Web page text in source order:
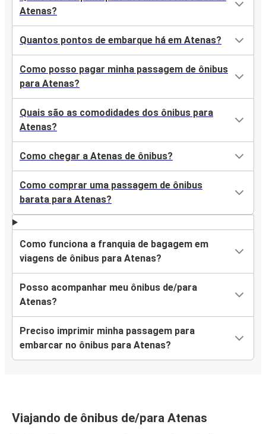
Atenas?
Quantos pontos de embarque há em Atenas?
Como posso pagar minha passagem de ônibus
para Atenas?
Quais são as comodidades dos ônibus para
Atenas?
Como chegar a Atenas de ônibus?
Como comprar uma passagem de ônibus
barata para Atenas?
Como funciona a franquia de bagagem em
viagens de ônibus para Atenas?
Posso acompanhar meu ônibus de/para
Atenas?
Preciso imprimir minha passagem para
embarcar no ônibus para Atenas?
Viajando de ônibus de/para Atenas